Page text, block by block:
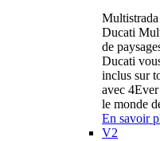
Multistrada
Ducati
de
Ducati
inclus sur
avec
le monde
En savoir
V2